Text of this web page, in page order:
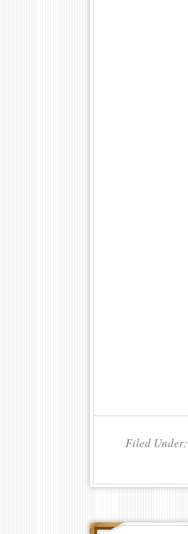
Filed Under: